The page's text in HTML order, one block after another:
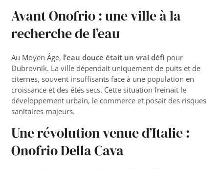
Avant Onofrio : une ville à la
recherche de l’eau
Au Moyen Âge, l’eau douce était un vrai défi pour
Dubrovnik. La ville dépendait uniquement de puits et de
citernes, souvent insuffisants face à une population en
croissance et des étés secs. Cette situation freinait le
développement urbain, le commerce et posait des risques
sanitaires majeurs.
Une révolution venue d’Italie :
Onofrio Della Cava